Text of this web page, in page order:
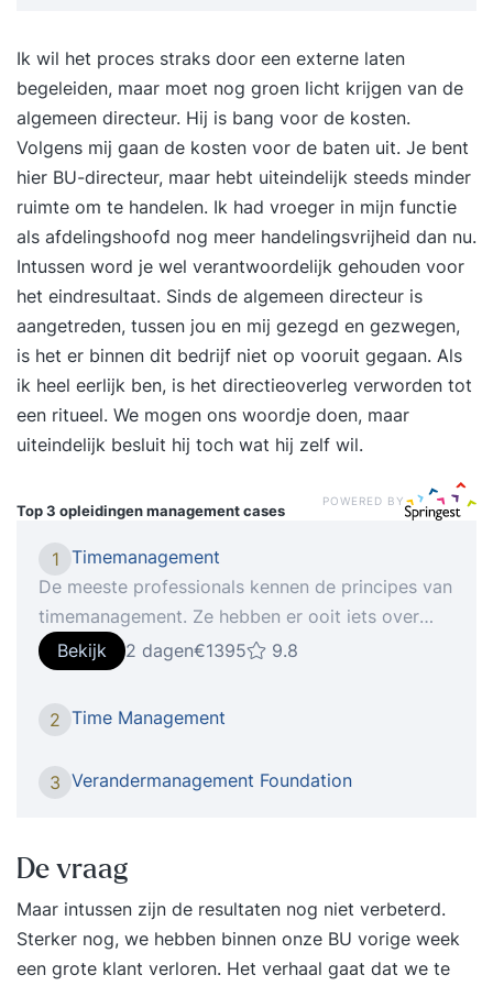
Ik wil het proces straks door een externe laten
begeleiden, maar moet nog groen licht krijgen van de
algemeen directeur. Hij is bang voor de kosten.
Volgens mij gaan de kosten voor de baten uit. Je bent
hier BU-directeur, maar hebt uiteindelijk steeds minder
ruimte om te handelen. Ik had vroeger in mijn functie
als afdelingshoofd nog meer handelingsvrijheid dan nu.
Intussen word je wel verantwoordelijk gehouden voor
het eindresultaat. Sinds de algemeen directeur is
aangetreden, tussen jou en mij gezegd en gezwegen,
is het er binnen dit bedrijf niet op vooruit gegaan. Als
ik heel eerlijk ben, is het directieoverleg verworden tot
een ritueel. We mogen ons woordje doen, maar
uiteindelijk besluit hij toch wat hij zelf wil.
Top 3 opleidingenmanagement cases
POWERED BY
1 Timemanagement
De meeste professionals kennen de principes van
timemanagement. Ze hebben er ooit iets over
gelezen of zelfs een training gevolgd. Toch
vervallen velen na korte tijd weer in hun oude
werkpatronen. De reden? Ze richten zich op trucs
en tools in plaats van op gedrag. In de training
doen, maar ontdek je hoe jíj omgaat met tijd,
bewustzijn structureel effectiever wordt. Een
praktische training die direct resultaat oplevert in
je werk én in je energie. Iets voor jou De training
‘Timemanagement’ is bedoeld voor professionals
Bekijk 2 dagen€1395 9.8
2 Time Management
3 Verandermanagement Foundation
De vraag
Maar intussen zijn de resultaten nog niet verbeterd.
Sterker nog, we hebben binnen onze BU vorige week
een grote klant verloren. Het verhaal gaat dat we te